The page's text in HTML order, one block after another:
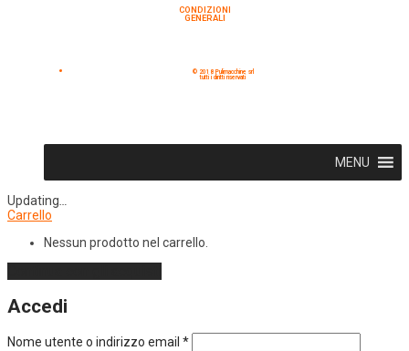
CONDIZIONI
GENERALI
© 2018 Pulimacchine srl
tutti i diritti riservati
MENU
Updating
Carrello
Nessun prodotto nel carrello.
Accedi
Nome utente o indirizzo email *